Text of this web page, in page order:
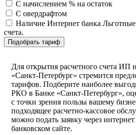
С начислением % на остаток
С овердрафтом
Наличие Интернет банка
счета.
Подобрать тариф
Для открытия расчетного счета
«Санкт-Петербург» стремится
тарифов. Подберите наиболее
РКО в Банке «Санкт-Петербург»,
с точки зрения пользы вашему
подходящее расчетно-кассовое
можно подать заявку через
банковском сайте.